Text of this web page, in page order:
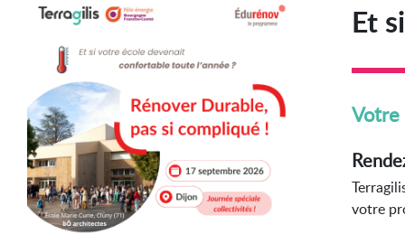
Et
Votre
votre